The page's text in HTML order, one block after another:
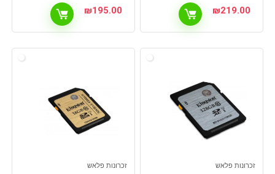
₪219.00
₪195.00
זכרונות פלאש זכרונות פלאש